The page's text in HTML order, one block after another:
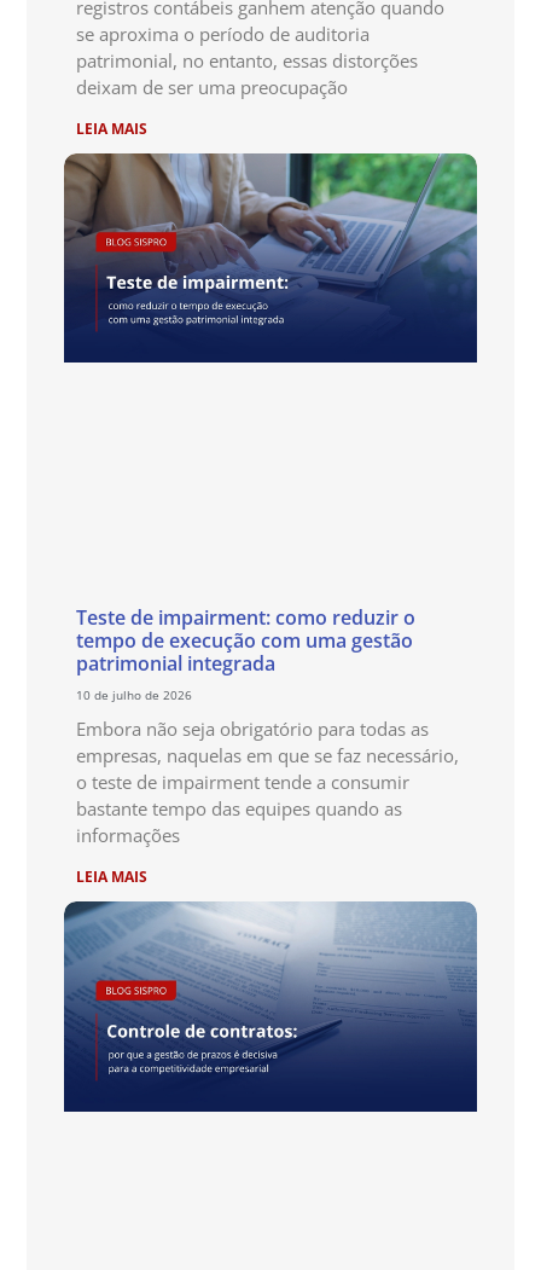
registros contábeis ganhem atenção quando
se aproxima o período de auditoria
patrimonial, no entanto, essas distorções
deixam de ser uma preocupação
LEIA MAIS
Teste de impairment: como reduzir o
tempo de execução com uma gestão
patrimonial integrada
10 de julho de 2026
Embora não seja obrigatório para todas as
empresas, naquelas em que se faz necessário,
o teste de impairment tende a consumir
bastante tempo das equipes quando as
informações
LEIA MAIS